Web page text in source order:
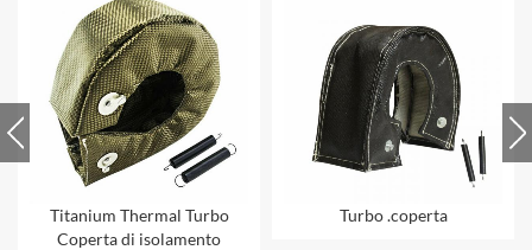
Titanium Thermal Turbo
Coperta di isolamento
Turbo .coperta